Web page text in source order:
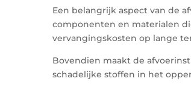
Een belangrijk aspect van de
componenten en materialen
vervangingskosten op lange
Bovendien maakt de
schadelijke stoffen in het